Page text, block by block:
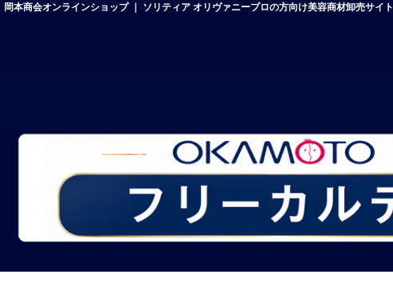
岡本商会オンラインショップ ｜ ソリティア オリヴァニープロの方向け美容商材卸売サイト